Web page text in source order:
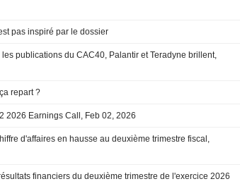
Riley n'est pas inspiré par le dossier
publications du CAC40, Palantir et Teradyne brillent,
repart ?
2026 Earnings Call, Feb 02, 2026
d'affaires en hausse au deuxième trimestre fiscal,
financiers du deuxième trimestre de l'exercice 2026